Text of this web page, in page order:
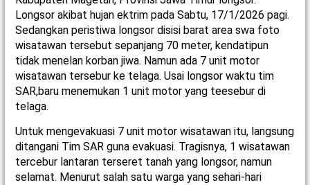
Longsor akibat hujan ektrim pada Sabtu, 17/1/2026 pagi.
Sedangkan peristiwa longsor disisi barat area swa foto
wisatawan tersebut sepanjang 70 meter, kendatipun
tidak menelan korban jiwa. Namun ada 7 unit motor
wisatawan tersebur ke telaga. Usai longsor waktu tim
SAR,baru menemukan 1 unit motor yang teesebur di
telaga.
Untuk mengevakuasi 7 unit motor wisatawan itu, langsung
ditangani Tim SAR guna evakuasi. Tragisnya, 1 wisatawan
tercebur lantaran terseret tanah yang longsor, namun
selamat. Menurut salah satu warga yang sehari-hari